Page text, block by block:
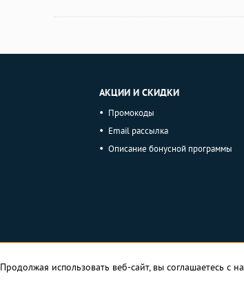
АКЦИИ И СКИДКИ
Промокоды
Email рассылка
Описание бонусной программы
Продолжая использовать веб-сайт, вы соглашаетесь с